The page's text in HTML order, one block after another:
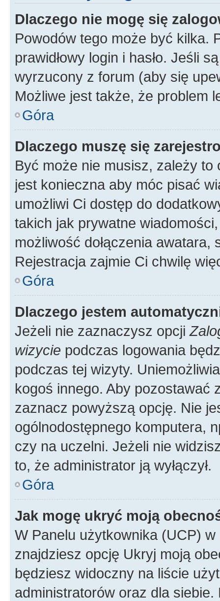
Dlaczego nie mogę się
Powodów tego może być kilka.
prawidłowy login i hasło. Jeśli
wyrzucony z forum (aby się
Możliwe jest także, że problem
Góra
Dlaczego muszę się
Być może nie musisz, zależy
jest konieczna aby móc pisać
umożliwi Ci dostęp do
takich jak prywatne
możliwość dołączenia
Rejestracja zajmie Ci chwilę
Góra
Dlaczego jestem
Jeżeli nie zaznaczysz opcji
wizycie podczas logowania
podczas tej wizyty.
kogoś innego. Aby pozostawać
zaznacz powyższą opcję. Nie
ogólnodostępnego komputera,
czy na uczelni. Jeżeli nie
to, że administrator ją wyłączył.
Góra
Jak mogę ukryć moją
W Panelu użytkownika (UCP) w
znajdziesz opcję Ukryj moją
będziesz widoczny na liście
administratorów oraz dla